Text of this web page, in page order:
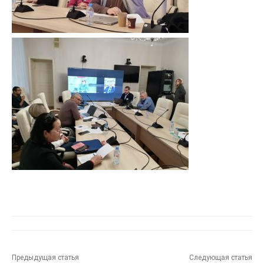
Предыдущая статья Следующая статья